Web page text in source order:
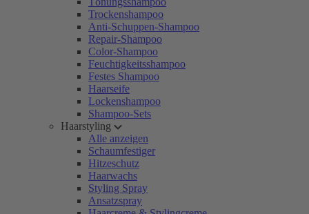
Trockenshampoo
Anti-Schuppen-Shampoo
Repair-Shampoo
Color-Shampoo
Feuchtigkeitsshampoo
Festes Shampoo
Haarseife
Lockenshampoo
Shampoo-Sets
Haarstyling
Alle anzeigen
Schaumfestiger
Hitzeschutz
Haarwachs
Styling Spray
Ansatzspray